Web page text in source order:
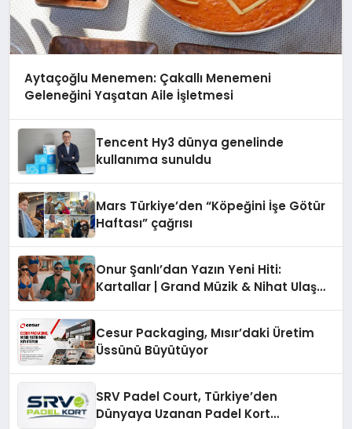
Aytaçoğlu Menemen: Çakallı Menemeni
Geleneğini Yaşatan Aile İşletmesi
Tencent Hy3 dünya genelinde
kullanıma sunuldu
Mars Türkiye’den “Köpeğini İşe Götür
Haftası” çağrısı
Onur Şanlı’dan Yazın Yeni Hiti:
Kartallar | Grand Müzik & Nihat Ulaş
Cesur Packaging, Mısır’daki Üretim
Üssünü Büyütüyor
SRV Padel Court, Türkiye’den
Dünyaya Uzanan Padel Kort